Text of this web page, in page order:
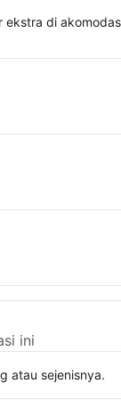
di
ini
atau sejenisnya.